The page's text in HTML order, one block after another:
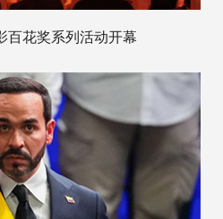
百花奖系列活动开幕